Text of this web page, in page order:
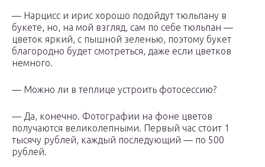
— Нарцисс и ирис хорошо подойдут тюльпану в
букете, но, на мой взгляд, сам по себе тюльпан —
цветок яркий, с пышной зеленью, поэтому букет
благородно будет смотреться, даже если цветков
немного.
— Можно ли в теплице устроить фотосессию?
— Да, конечно. Фотографии на фоне цветов
получаются великолепными. Первый час стоит 1
тысячу рублей, каждый последующий — по 500
рублей.